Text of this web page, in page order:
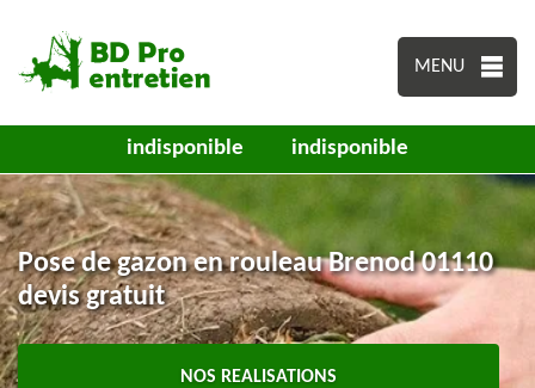
MENU
indisponible indisponible
Pose de gazon en rouleau Brenod 01110
devis gratuit
NOS REALISATIONS